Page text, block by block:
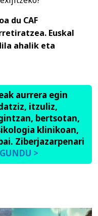
du CAF
Euskal
ahalik eta
aurrera egin
itzuliz,
bertsotan,
klinikoan,
Ziberjazarpenari
>